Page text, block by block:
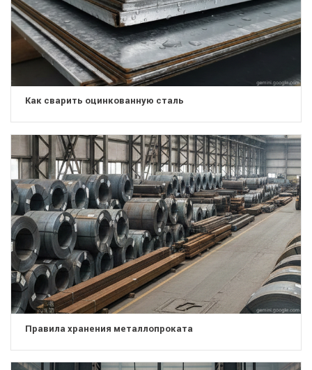
Как сварить оцинкованную сталь
Правила хранения металлопроката